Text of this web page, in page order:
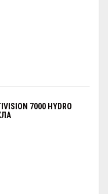
7000 HYDRO